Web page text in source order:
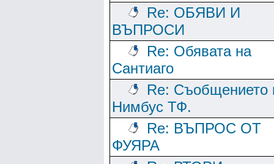
Re: ОБЯВИ И
ВЪПРОСИ
Re: Обявата на
Сантиаго
Re: Съобщението
Нимбус ТФ.
Re: ВЪПРОС ОТ
ФУЯРА